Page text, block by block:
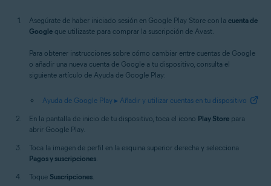
Asegúrate de haber iniciado sesión en Google Play Store con la cuenta de
Google que utilizaste para comprar la suscripción de Avast.
Para obtener instrucciones sobre cómo cambiar entre cuentas de Google
o añadir una nueva cuenta de Google a tu dispositivo, consulta el
siguiente artículo de Ayuda de Google Play:
Ayuda de Google Play ▸ Añadir y utilizar cuentas en tu dispositivo
En la pantalla de inicio de tu dispositivo, toca el icono Play Store para
abrir Google Play.
Toca la imagen de perfil en la esquina superior derecha y selecciona
Pagos y suscripciones.
Toque Suscripciones.